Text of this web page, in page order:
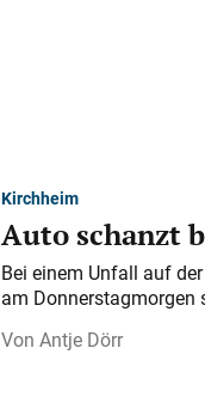
Kirchheim
Auto schanzt
Bei einem Unfall auf
am Donnerstagmorgen
Antje Dörr